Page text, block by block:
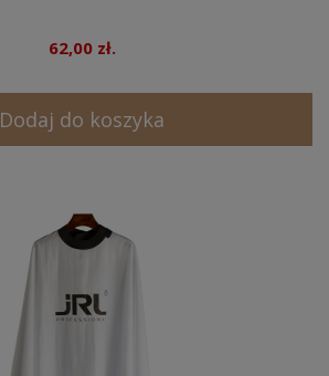
62,00 zł.
Dodaj do koszyka